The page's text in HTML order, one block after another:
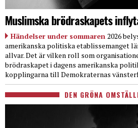
Muslimska brödraskapets
Händelser under sommaren 2026
amerikanska politiska etablissemanget
allvar. Det är vilken roll som
brödraskapet i dagens amerikanska
kopplingarna till Demokraternas
DEN GRÖNA